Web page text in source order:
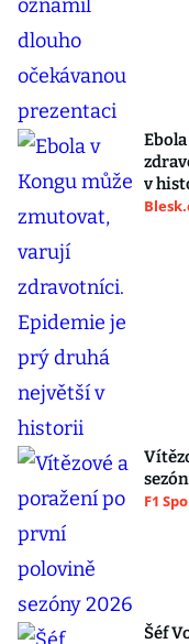
v
F1
Šéf